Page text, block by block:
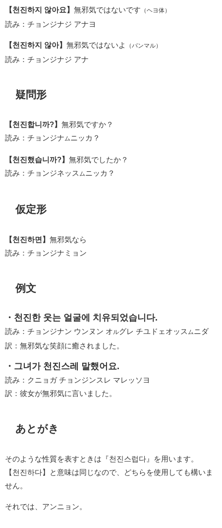
【천진하지 않아요】 無邪気ではないです （ヘヨ体）
読み：チョンジナジ アナヨ
【천진하지 않아】 無邪気ではないよ （パンマル）
読み：チョンジナジ アナ
疑問形
【천진합니까?】 無邪気ですか？
読み：チョンジナ ムニッカ？
【천진했습니까?】 無邪気でしたか？
読み：チョンジネッス ムニッカ？
仮定形
【천진하면】 無邪気なら
読み：チョンジナミョン
例文
・천진한 웃는 얼굴에 치유되었습니다.
読み：チョンジナン ウンヌン オ ルグレ チユドェオッス ムニダ
訳：無邪気な笑顔に癒されました。
・그녀가 천진스레 말했어요.
読み：クニョガ チョンジンスレ マレッソヨ
訳：彼女が無邪気に言いました。
あとがき
そのような性質を表すときは『천진스럽다』を用います。
【천진하다】と意味は同じなので、どちらを使用しても構いま
せん。
それでは、アンニョン。